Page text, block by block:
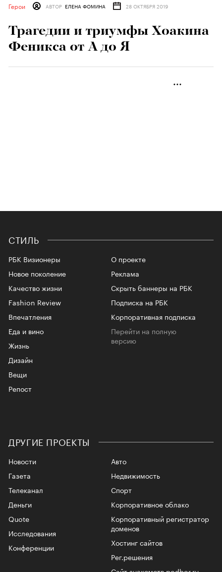
Герои АВТОР ЕЛЕНА ФОМИНА 28 ОКТЯБРЯ 2019
Трагедии и триумфы Хоакина
Феникса от А до Я
СТИЛЬ
РБК Визионеры
Новое поколение
Качество жизни
Fashion Review
Впечатления
Еда и вино
Жизнь
Дизайн
Вещи
Репост
О проекте
Реклама
Скрыть баннеры на РБК
Подписка на РБК
Корпоративная подписка
Перейти на полную
версию
ДРУГИЕ ПРОЕКТЫ
Новости
Газета
Телеканал
Авто
Недвижимость
Спорт
Корпоративное облако
Корпоративный регистратор
доменов
Хостинг сайтов
Рег.решения
Деньги
Quote
Исследования
Конференции